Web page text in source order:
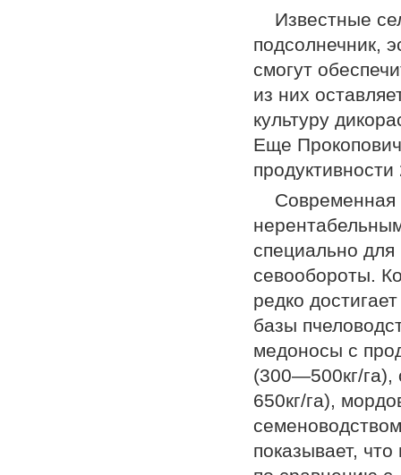
Известные
подсолнечник,
смогут
из них
культуру
Еще
Современная
специально для
севообороты.
редко
базы
медоносы с
(300—500кг/
650кг/га),
показывает,